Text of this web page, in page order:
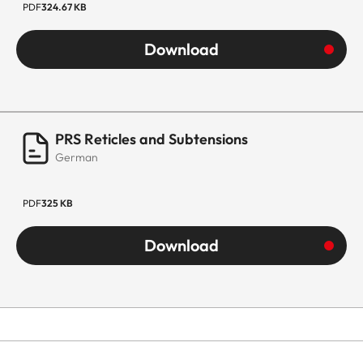
PDF324.67 KB
Download
PRS Reticles and Subtensions
German
PDF325 KB
Download